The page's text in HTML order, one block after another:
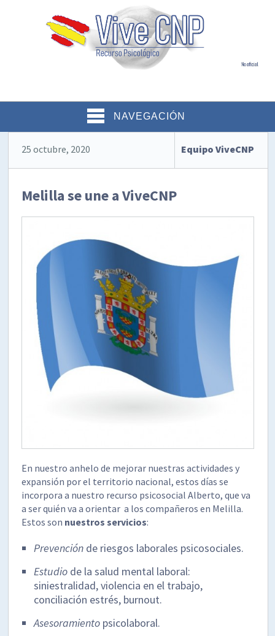
NAVEGACIÓN
25 octubre, 2020 Equipo ViveCNP
Melilla se une a ViveCNP
En nuestro anhelo de mejorar nuestras actividades y
expansión por el territorio nacional, estos días se
incorpora a nuestro recurso psicosocial Alberto, que va
a ser quién va a orientar a los compañeros en Melilla.
Estos son nuestros servicios:
Prevención de riesgos laborales psicosociales.
Estudio de la salud mental laboral:
siniestralidad, violencia en el trabajo,
conciliación estrés, burnout.
Asesoramiento psicolaboral.